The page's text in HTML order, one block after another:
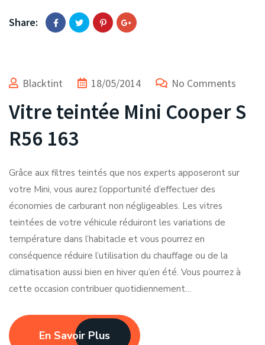
Share:
Blacktint 18/05/2014 No Comments
Vitre teintée Mini Cooper S
R56 163
Grâce aux filtres teintés que nos experts apposeront sur
votre Mini, vous aurez l’opportunité d’effectuer des
économies de carburant non négligeables. Les vitres
teintées de votre véhicule réduiront les variations de
température dans l’habitacle et vous pourrez en
conséquence réduire l’utilisation du chauffage ou de la
climatisation aussi bien en hiver qu’en été. Vous pourrez à
cette occasion contribuer quotidiennement…
En Savoir Plus